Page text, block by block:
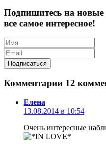
Подпишитесь на новые
все самое интересное!
Комментарии 12
Елена
13.08.2014 в 10:54
Очень интересные